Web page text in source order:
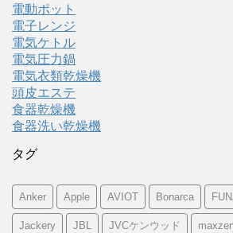
電動ポット
電子レンジ
電気ケトル
電気圧力鍋
電気衣類乾燥機
頭皮エステ
食器乾燥機
食器洗い乾燥機
タグ
Anker Apple AVIOT Bonarca
Jackery JBL JVCケンウッド